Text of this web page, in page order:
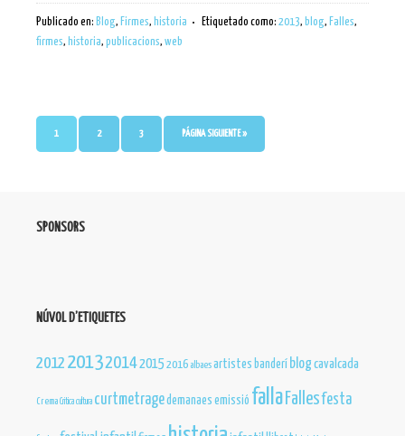
Publicado en: Blog, Firmes, historia Etiquetado como: 2013, blog, Falles,
firmes, historia, publicacions, web
1 2 3 PÁGINA SIGUIENTE »
SPONSORS
NÚVOL D’ETIQUETES
2012 201320142015 2016 albaesartistes banderí blog cavalcada
Crema Critica cultura curtmetragedemanaes emissió falla Fallesfesta